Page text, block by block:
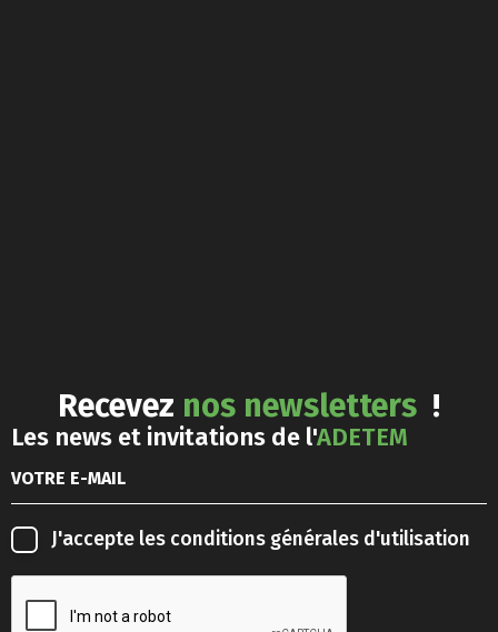
Recevez nos newsletters !
Les news et invitations de l'ADETEM
J'accepte les conditions générales d'utilisation